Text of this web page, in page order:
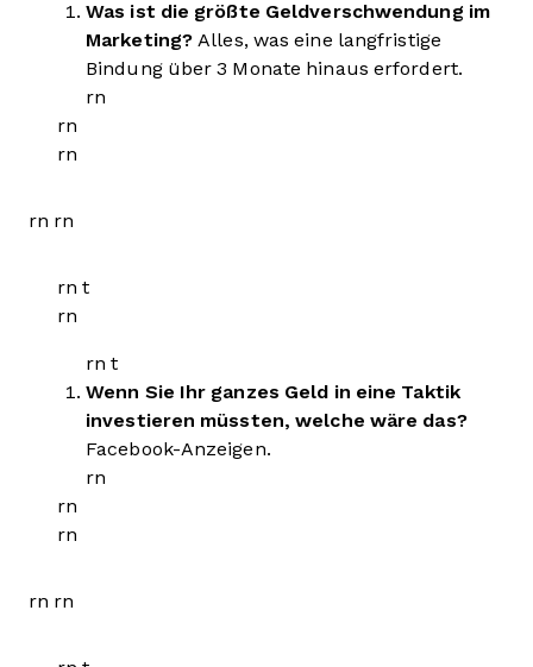
Was ist die größte Geldverschwendung im
Marketing? Alles, was eine langfristige
Bindung über 3 Monate hinaus erfordert.
rn
rn
rn
rn rn
rn t
rn
rn t
Wenn Sie Ihr ganzes Geld in eine Taktik
investieren müssten, welche wäre das?
Facebook-Anzeigen.
rn
rn
rn
rn rn